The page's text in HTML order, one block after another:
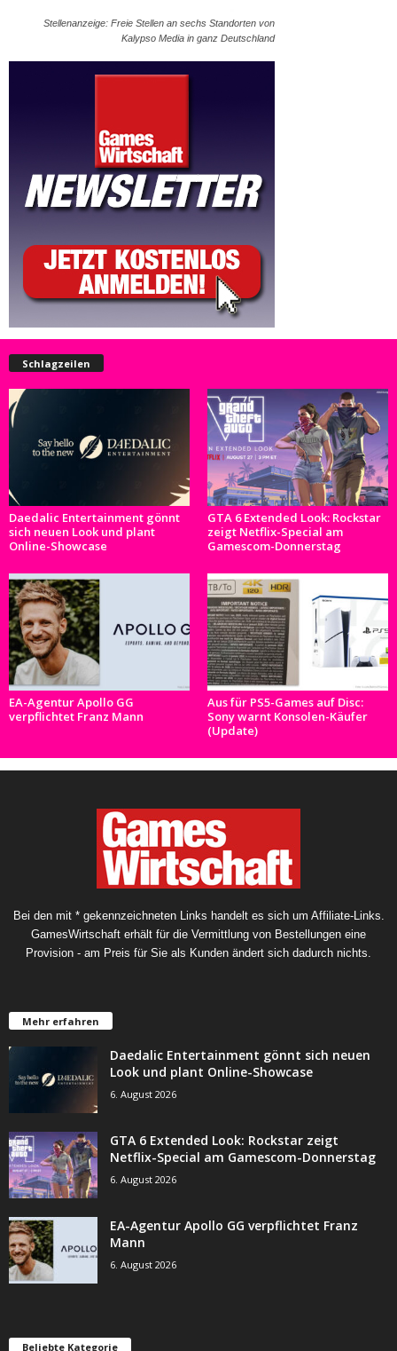
Stellenanzeige: Freie Stellen an sechs Standorten von
Kalypso Media in ganz Deutschland
Schlagzeilen
Daedalic Entertainment gönnt
sich neuen Look und plant
Online-Showcase
GTA 6 Extended Look: Rockstar
zeigt Netflix-Special am
Gamescom-Donnerstag
EA-Agentur Apollo GG
verpflichtet Franz Mann
Aus für PS5-Games auf Disc:
Sony warnt Konsolen-Käufer
(Update)
Bei den mit * gekennzeichneten Links handelt es sich um Affiliate-Links.
GamesWirtschaft erhält für die Vermittlung von Bestellungen eine
Provision - am Preis für Sie als Kunden ändert sich dadurch nichts.
Mehr erfahren
Daedalic Entertainment gönnt sich neuen
Look und plant Online-Showcase
6. August 2026
GTA 6 Extended Look: Rockstar zeigt
Netflix-Special am Gamescom-Donnerstag
6. August 2026
EA-Agentur Apollo GG verpflichtet Franz
Mann
6. August 2026
Beliebte Kategorie